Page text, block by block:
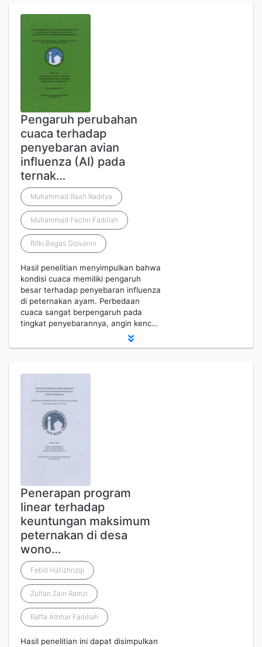
Pengaruh perubahan
cuaca terhadap
penyebaran avian
influenza (AI) pada
ternak…
Muhammad Raafi Raditya
Muhammad Fachri Fadillah
Rifki Bagas Giovanni
Hasil penelitian menyimpulkan bahwa
kondisi cuaca memiliki pengaruh
besar terhadap penyebaran influenza
di peternakan ayam. Perbedaan
cuaca sangat berpengaruh pada
tingkat penyebarannya, angin kenc…
Penerapan program
linear terhadap
keuntungan maksimum
peternakan di desa
wono…
Febill Hafizhrizqi
Zulfan Zain Ramzi
Raffa Athhar Fadillah
Hasil penelitian ini dapat disimpulkan